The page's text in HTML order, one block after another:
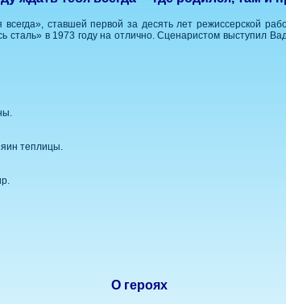
ставшей первой за десять лет режиссерской
сталь» в 1973 году на отлично. Сценаристом
теплицы.
О героях